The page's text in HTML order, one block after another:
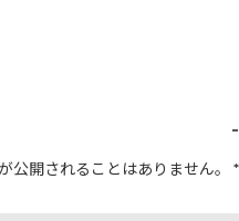
公開されることはありません。
*